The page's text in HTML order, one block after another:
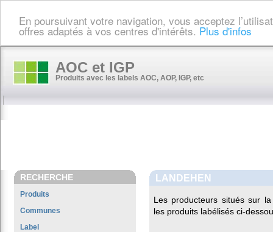
En poursuivant votre navigation, vous acceptez
offres adaptés à vos centres d'intérêts. Plus d'infos
AOC et IGP
Produits avec les labels AOC, AOP, IGP, etc
RECHERCHE
Produits
Communes
Label
LANDEHEN
Les producteurs situés sur
les produits labélisés ci-